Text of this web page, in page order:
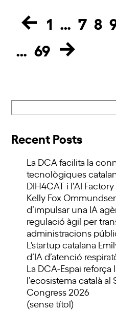
Page
1 … Page
7 8
… Page
69
Recent Posts
La DCA facilita la
tecnològiques
DIH4CAT i l’AI Factory
Kelly Fox
d’impulsar una IA
regulació àgil per
administracions
L’startup catalana
d’IA d’atenció
La DCA-Espai reforça
l’ecosistema català
Congress 2026
(sense títol)